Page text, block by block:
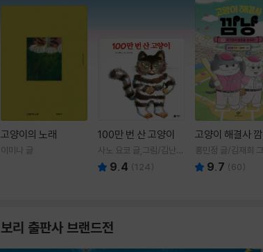
고양이의 노래
이미나 글
100만 번 산 고양이
사노 요코 글,그림/김난주
역 9.4 (124)
고양이 해결사
홍민정 글/김재희
9.7 (60)
보리 출판사 브랜드전